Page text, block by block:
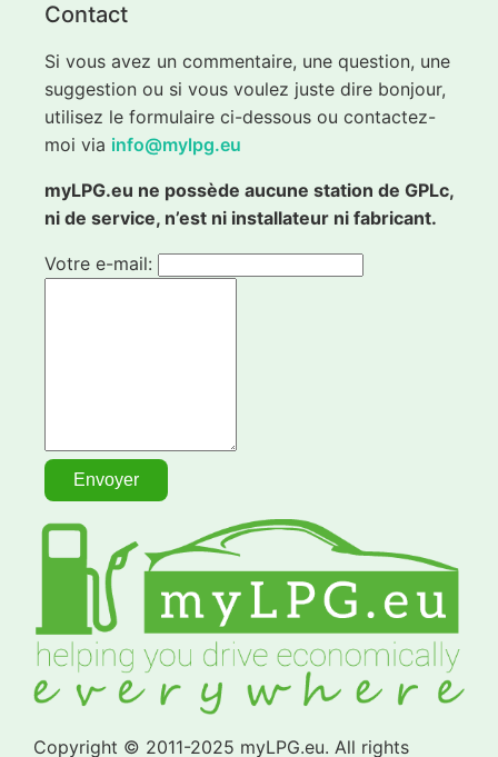
Contact
Si vous avez un commentaire, une question, une
suggestion ou si vous voulez juste dire bonjour,
utilisez le formulaire ci-dessous ou contactez-
moi via info@mylpg.eu
myLPG.eu ne possède aucune station de GPLc,
ni de service, n’est ni installateur ni fabricant.
Votre e-mail:
Copyright © 2011-2025 myLPG.eu. All rights